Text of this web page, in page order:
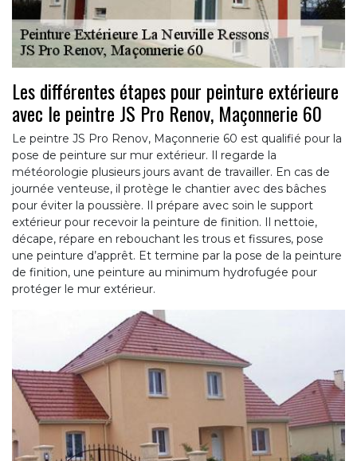
Les différentes étapes pour peinture extérieure
avec le peintre JS Pro Renov, Maçonnerie 60
Le peintre JS Pro Renov, Maçonnerie 60 est qualifié pour la
pose de peinture sur mur extérieur. Il regarde la
météorologie plusieurs jours avant de travailler. En cas de
journée venteuse, il protège le chantier avec des bâches
pour éviter la poussière. Il prépare avec soin le support
extérieur pour recevoir la peinture de finition. Il nettoie,
décape, répare en rebouchant les trous et fissures, pose
une peinture d’apprêt. Et termine par la pose de la peinture
de finition, une peinture au minimum hydrofugée pour
protéger le mur extérieur.